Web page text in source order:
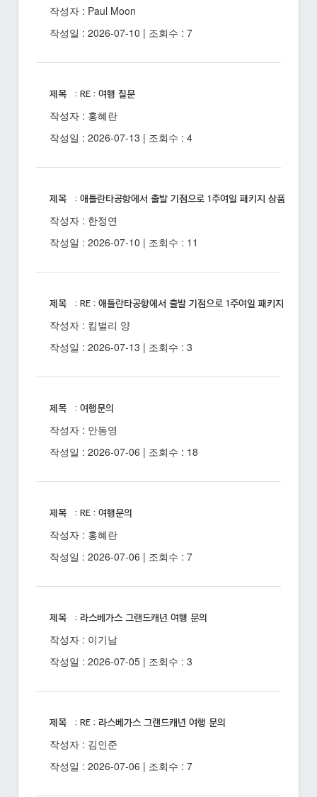
작성자 : Paul Moon
작성일 : 2026-07-10 | 조회수 : 7
제목 : RE : 여행 질문
작성자 : 홍혜란
작성일 : 2026-07-13 | 조회수 : 4
제목 : 애틀란타공항에서 출발 기점으로 1주여일 패키지 상품 있을까
작성자 : 한정연
작성일 : 2026-07-10 | 조회수 : 11
제목 : RE : 애틀란타공항에서 출발 기점으로 1주여일 패키지 상품 있
작성자 : 킴벌리 양
작성일 : 2026-07-13 | 조회수 : 3
제목 : 여행문의
작성자 : 안동영
작성일 : 2026-07-06 | 조회수 : 18
제목 : RE : 여행문의
작성자 : 홍혜란
작성일 : 2026-07-06 | 조회수 : 7
제목 : 라스베가스 그랜드캐년 여행 문의
작성자 : 이기남
작성일 : 2026-07-05 | 조회수 : 3
제목 : RE : 라스베가스 그랜드캐년 여행 문의
작성자 : 김인준
작성일 : 2026-07-06 | 조회수 : 7